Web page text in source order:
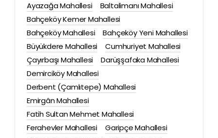
Ayazağa Mahallesi
Baltalimanı Mahallesi
Bahçeköy Kemer Mahallesi
Bahçeköy Mahallesi
Bahçeköy Yeni Mahallesi
Büyükdere Mahallesi
Cumhuriyet Mahallesi
Çayırbaşı Mahallesi
Darüşşafaka Mahallesi
Demirciköy Mahallesi
Derbent (Çamlıtepe) Mahallesi
Emirgân Mahallesi
Fatih Sultan Mehmet Mahallesi
Ferahevler Mahallesi
Garipçe Mahallesi